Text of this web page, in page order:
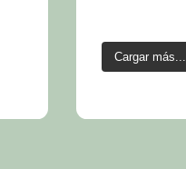
Cargar más...